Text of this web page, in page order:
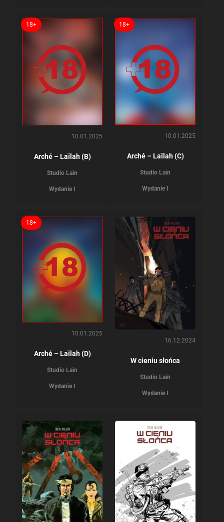
18+
10.01.2025
Arché – Laïlah (B)
Studio Lain
Wydanie I
18+
10.01.2025
Arché – Laïlah (C)
Studio Lain
Wydanie I
18+
10.01.2025
Arché – Laïlah (D)
Studio Lain
Wydanie I
16.12.2024
W cieniu słońca
Studio Lain
Wydanie I